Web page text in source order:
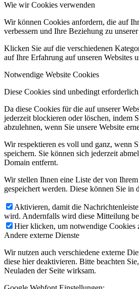
Wie wir Cookies verwenden
Wir können Cookies anfordern, die auf
verbessern und Ihre Beziehung zu unserer
Klicken Sie auf die verschiedenen
auf Ihre Erfahrung auf unseren Websites
Notwendige Website Cookies
Diese Cookies sind unbedingt
Da diese Cookies für die auf unserer
jederzeit blockieren oder löschen, indem
abzulehnen, wenn Sie unsere Website
Wir respektieren es voll und ganz, wenn
speichern. Sie können sich jederzeit
Domain entfernt.
Wir stellen Ihnen eine Liste der von
gespeichert werden. Diese können Sie in
Aktivieren, damit die
wird. Andernfalls wird diese Mitteilung
Hier klicken, um notwendige Cookies
Andere externe Dienste
Wir nutzen auch verschiedene externe
diese hier deaktivieren. Bitte beachten
Neuladen der Seite wirksam.